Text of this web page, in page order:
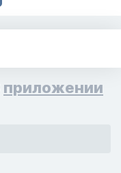
приложении